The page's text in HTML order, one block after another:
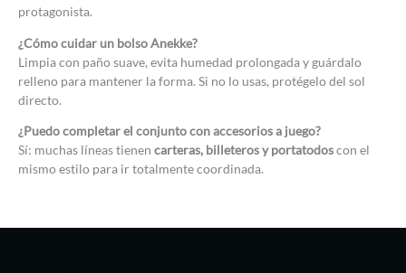
protagonista.
¿Cómo cuidar un bolso Anekke?
Limpia con paño suave, evita humedad prolongada y guárdalo
relleno para mantener la forma. Si no lo usas, protégelo del sol
directo.
¿Puedo completar el conjunto con accesorios a juego?
Sí: muchas líneas tienen carteras, billeteros y portatodoscon el
mismo estilo para ir totalmente coordinada.